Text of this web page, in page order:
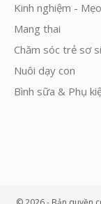
Kinh nghiệm -
Mang thai
Chăm sóc trẻ sơ
Nuôi dạy con
Bình sữa & Phụ